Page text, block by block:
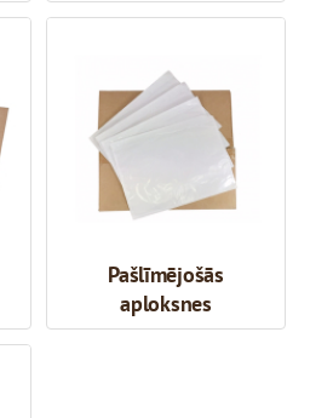
Pašlīmējošās
aploksnes